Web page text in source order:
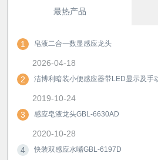
最热产品
1 皂液二合一数显感应龙头
2026-04-18
2
洁博利暗装小便感应器带LED显示及手
2019-10-24
3
感应皂液龙头GBL-6630AD
2020-10-28
4
快装双感应水嘴GBL-6197D